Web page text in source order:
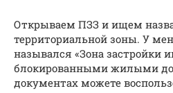
Открываем ПЗЗ и ищем
территориальной зоны. У
назывался «Зона
блокированными жилыми
документах можете